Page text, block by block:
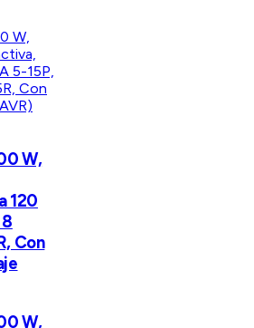
W,
120
Con
W,